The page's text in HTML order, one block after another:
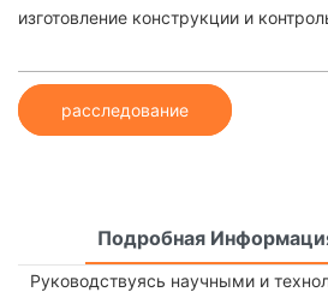
изготовление конструкции и
расследование
Подробная
Руководствуясь научными и